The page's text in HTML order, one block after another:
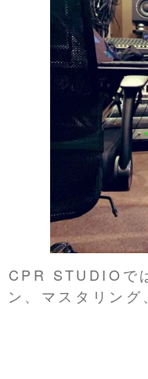
CPR STUDIOで
ン、マスタリン